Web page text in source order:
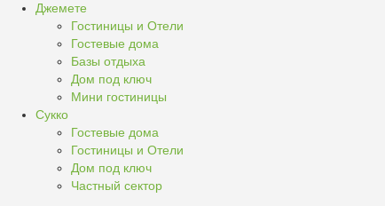
Джемете
Гостиницы и Отели
Гостевые дома
Базы отдыха
Дом под ключ
Мини гостиницы
Сукко
Гостевые дома
Гостиницы и Отели
Дом под ключ
Частный сектор